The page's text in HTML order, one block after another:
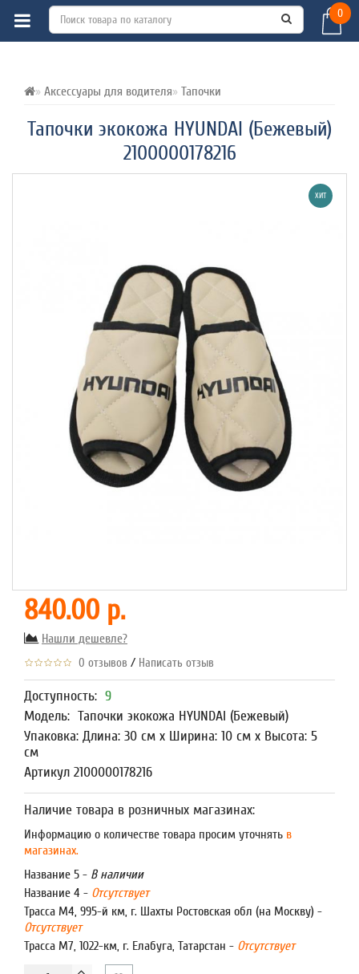
0
Аксессуары для водителя Тапочки
Тапочки экокожа HYUNDAI (Бежевый)
2100000178216
ВСЕ О ТОВАРЕ ХАРАКТЕРИСТИКИ
ХИТ
840.00 р.
Нашли дешевле?
0 отзывов / Написать отзыв
Доступность: 9
Модель: Тапочки экокожа HYUNDAI (Бежевый)
Упаковка: Длина: 30 см x Ширина: 10 см x Высота: 5
см
Артикул 2100000178216
Наличие товара в розничных магазинах:
Информацию о количестве товара просим уточнять в
магазинах.
Название 5 - В наличии
Название 4 - Отсутствует
Трасса М4, 995-й км, г. Шахты Ростовская обл (на Москву) -
Отсутствует
Трасса М7, 1022-км, г. Елабуга, Татарстан - Отсутствует